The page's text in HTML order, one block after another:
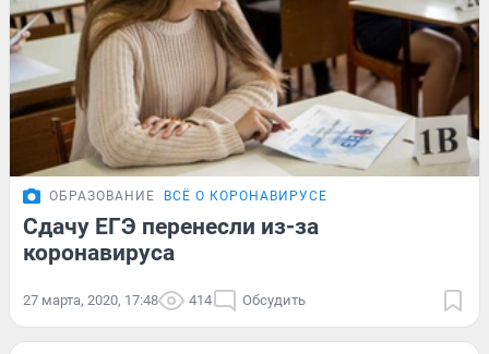
ОБРАЗОВАНИЕ ВСЁ О КОРОНАВИРУСЕ
Сдачу ЕГЭ перенесли из-за
коронавируса
27 марта, 2020, 17:48 414 Обсудить